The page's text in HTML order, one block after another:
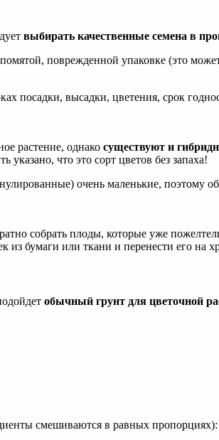
выбирать качественные семена в
поврежденной упаковке (это
посадки, высадки, цветения, срок
растение, однако существуют и
что это сорт цветов без запаха!
очень маленькие, поэтому
собрать плоды, которые уже
бумаги или ткани и перенести его на
обычный грунт для цветочной
смешиваются в равных пропорциях):